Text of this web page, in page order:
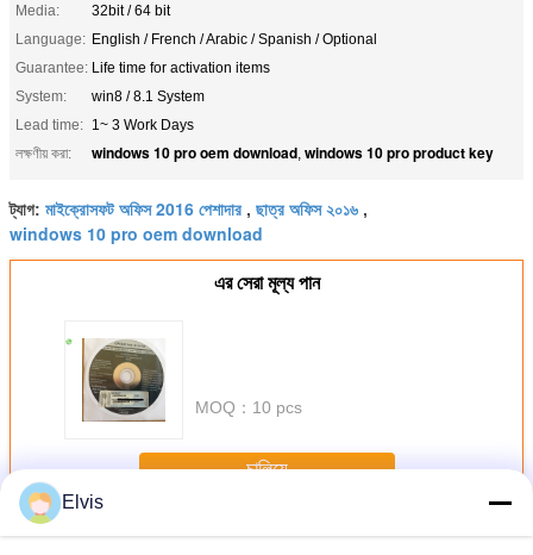
Media:
32bit / 64 bit
Language: English / French / Arabic / Spanish / Optional
Guarantee: Life time for activation items
System:
win8 / 8.1 System
Lead time: 1~ 3 Work Days
লক্ষণীয় করা:
windows 10 pro oem download, windows 10 pro product key
ট্যাগ: মাইক্রোসফট অফিস 2016 পেশাদার , ছাত্র অফিস ২০১৬ ,
windows 10 pro oem download
এর সেরা মূল্য পান
MOQ： 10 pcs
চালিয়ে
অধিকঅন্যান্য সফটওয়্যার
Elvis